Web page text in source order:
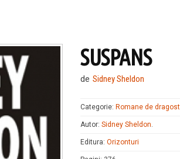
SUSPANS
de Sidney Sheldon
Categorie: Romane de
Autor: Sidney Sheldon.
Editura: Orizonturi